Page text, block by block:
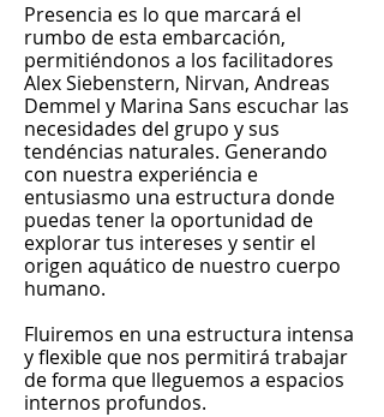
Presencia es lo que marcará el
rumbo de esta embarcación,
permitiéndonos a los facilitadores
Alex Siebenstern, Nirvan, Andreas
Demmel y Marina Sans escuchar las
necesidades del grupo y sus
tendéncias naturales. Generando
con nuestra experiéncia e
entusiasmo una estructura donde
puedas tener la oportunidad de
explorar tus intereses y sentir el
origen aquático de nuestro cuerpo
humano.
Fluiremos en una estructura intensa
y flexible que nos permitirá trabajar
de forma que lleguemos a espacios
internos profundos.